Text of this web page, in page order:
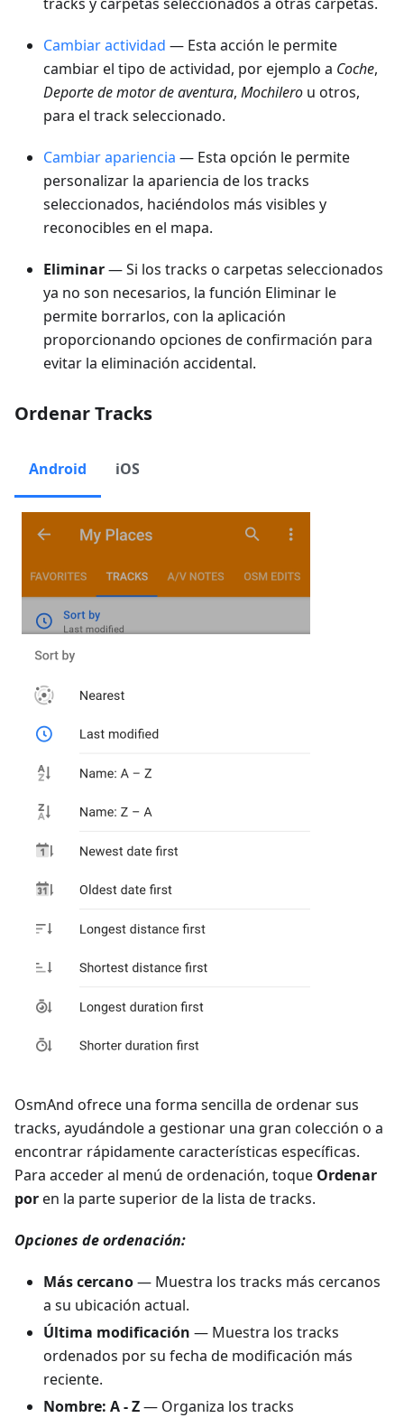
Cambiar actividad — Esta acción le permite
cambiar el tipo de actividad, por ejemplo a Coche,
Deporte de motor de aventura, Mochilero u otros,
para el track seleccionado.
Cambiar apariencia — Esta opción le permite
personalizar la apariencia de los tracks
seleccionados, haciéndolos más visibles y
reconocibles en el mapa.
Eliminar— Si los tracks o carpetas seleccionados
ya no son necesarios, la función Eliminar le
permite borrarlos, con la aplicación
proporcionando opciones de confirmación para
evitar la eliminación accidental.
Ordenar Tracks
Android iOS
OsmAnd ofrece una forma sencilla de ordenar sus
tracks, ayudándole a gestionar una gran colección o a
encontrar rápidamente características específicas.
Para acceder al menú de ordenación, toque Ordenar
poren la parte superior de la lista de tracks.
Opciones de ordenación:
Más cercano— Muestra los tracks más cercanos
a su ubicación actual.
Última modificación — Muestra los tracks
ordenados por su fecha de modificación más
reciente.
Nombre: A - Z— Organiza los tracks